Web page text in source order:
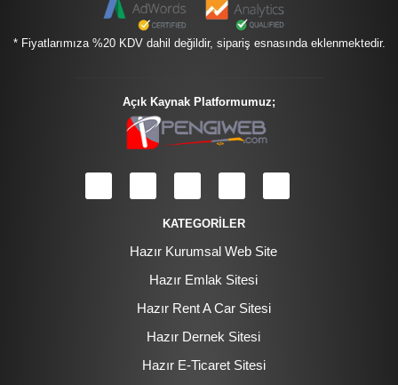
* Fiyatlarımıza %20 KDV dahil değildir, sipariş esnasında eklenmektedir.
Açık Kaynak Platformumuz;
KATEGORİLER
Hazır Kurumsal Web Site
Hazır Emlak Sitesi
Hazır Rent A Car Sitesi
Hazır Dernek Sitesi
Hazır E-Ticaret Sitesi